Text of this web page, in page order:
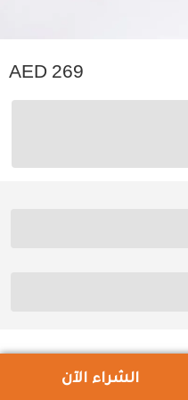
269
الشراء الآن